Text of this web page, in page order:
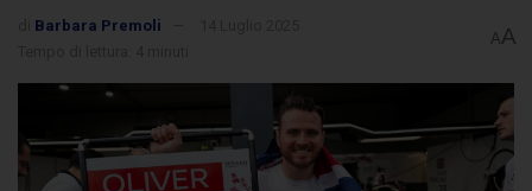
Barbara Premoli
AA